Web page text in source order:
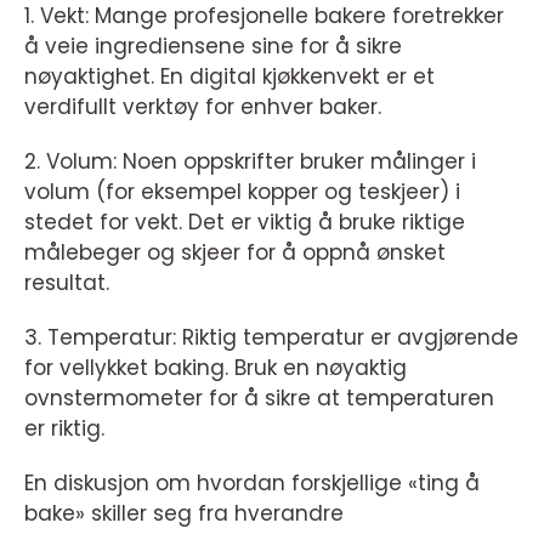
1. Vekt: Mange profesjonelle bakere foretrekker
å veie ingrediensene sine for å sikre
nøyaktighet. En digital kjøkkenvekt er et
verdifullt verktøy for enhver baker.
2. Volum: Noen oppskrifter bruker målinger i
volum (for eksempel kopper og teskjeer) i
stedet for vekt. Det er viktig å bruke riktige
målebeger og skjeer for å oppnå ønsket
resultat.
3. Temperatur: Riktig temperatur er avgjørende
for vellykket baking. Bruk en nøyaktig
ovnstermometer for å sikre at temperaturen
er riktig.
En diskusjon om hvordan forskjellige «ting å
bake» skiller seg fra hverandre